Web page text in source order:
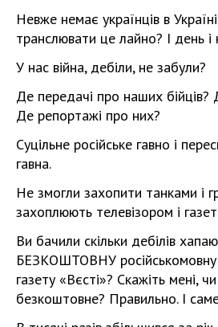
Невже немає українців в
транслювати це лайно? І день і
У нас війна, дебіли, не забули?
Де передачі про наших
Де репортажі про них?
Суцільне російське гавно і
гавна.
Не змогли захопити танками і
захоплюють телевізором і
Ви бачили скільки дебілів
БЕЗКОШТОВНУ російськомовну
газету «Вєсті»? Скажіть мені,
безкоштовне? Правильно. І